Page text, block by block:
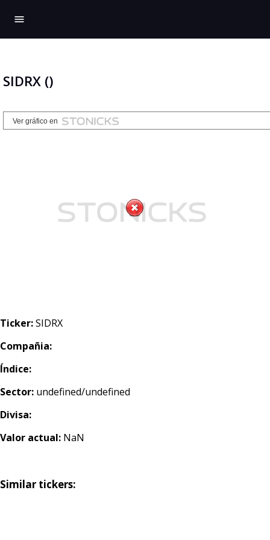
menu
SIDRX ()
Ticker:SIDRX
Compañia:
Índice:
Sector: undefined/undefined
Divisa:
Valor actual: NaN
Similar tickers: